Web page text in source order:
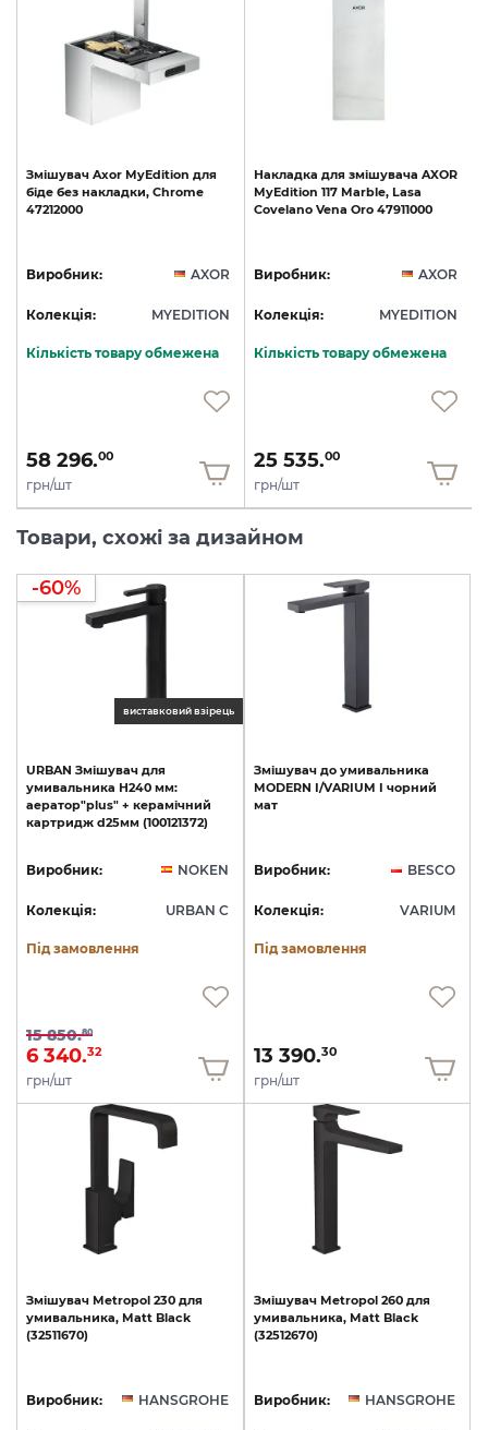
Змішувач Axor MyEdition для
біде без накладки, Chrome
47212000
Виробник: AXOR
Колекція: MYEDITION
Кількість товару обмежена
58 296.00
грн/шт
Накладка для змішувача AXOR
MyEdition 117 Marble, Lasa
Covelano Vena Oro 47911000
Виробник: AXOR
Колекція: MYEDITION
Кількість товару обмежена
25 535.00
грн/шт
Товари, схожі за дизайном
виставковий взірець
-60%
URBAN Змішувач для
умивальника Н240 мм:
аератор"plus" + керамічний
картридж d25мм (100121372)
Виробник: NOKEN
Колекція: URBAN C
Під замовлення
15 850.80
6 340.32
грн/шт
Змішувач до умивальника
MODERN I/VARIUM I чорний
мат
Виробник: BESCO
Колекція: VARIUM
Під замовлення
13 390.30
грн/шт
Змішувач Metropol 230 для
умивальника, Matt Black
(32511670)
Виробник: HANSGROHE
Змішувач Metropol 260 для
умивальника, Matt Black
(32512670)
Виробник: HANSGROHE